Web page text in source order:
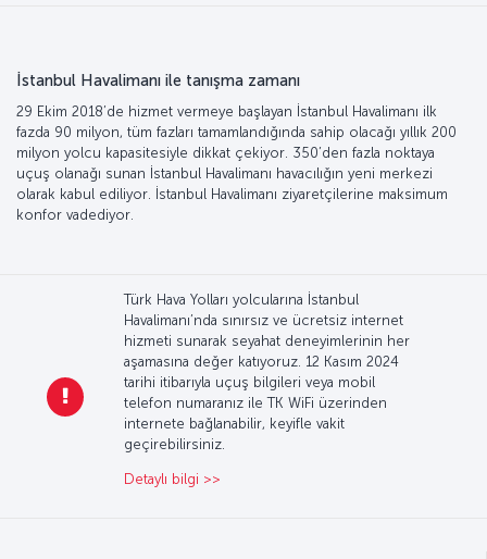
İstanbul Havalimanı ile tanışma zamanı
29 Ekim 2018’de hizmet vermeye başlayan İstanbul Havalimanı ilk
fazda 90 milyon, tüm fazları tamamlandığında sahip olacağı yıllık 200
milyon yolcu kapasitesiyle dikkat çekiyor. 350’den fazla noktaya
uçuş olanağı sunan İstanbul Havalimanı havacılığın yeni merkezi
olarak kabul ediliyor. İstanbul Havalimanı ziyaretçilerine maksimum
konfor vadediyor.
Türk Hava Yolları yolcularına İstanbul
Havalimanı’nda sınırsız ve ücretsiz internet
hizmeti sunarak seyahat deneyimlerinin her
aşamasına değer katıyoruz. 12 Kasım 2024
tarihi itibarıyla uçuş bilgileri veya mobil
telefon numaranız ile TK WiFi üzerinden
internete bağlanabilir, keyifle vakit
geçirebilirsiniz.
Detaylı bilgi >>